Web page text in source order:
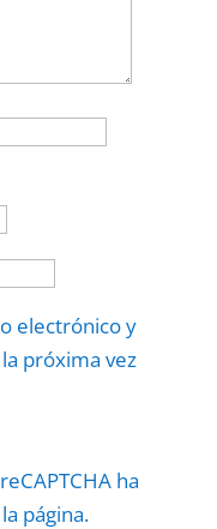
electrónico y
próxima vez
ha
página.